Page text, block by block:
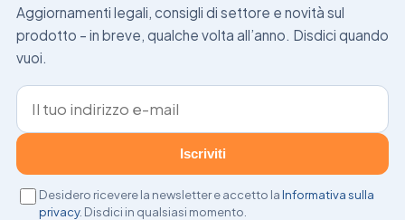
Aggiornamenti legali, consigli di settore e novità sul
prodotto – in breve, qualche volta all’anno. Disdici quando
vuoi.
Indirizzo e-mail
Iscriviti
Desidero ricevere la newsletter e accetto la Informativa sulla
privacy. Disdici in qualsiasi momento.